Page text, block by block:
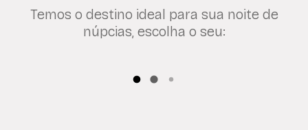
Temos o destino ideal para sua noite de
núpcias, escolha o seu: